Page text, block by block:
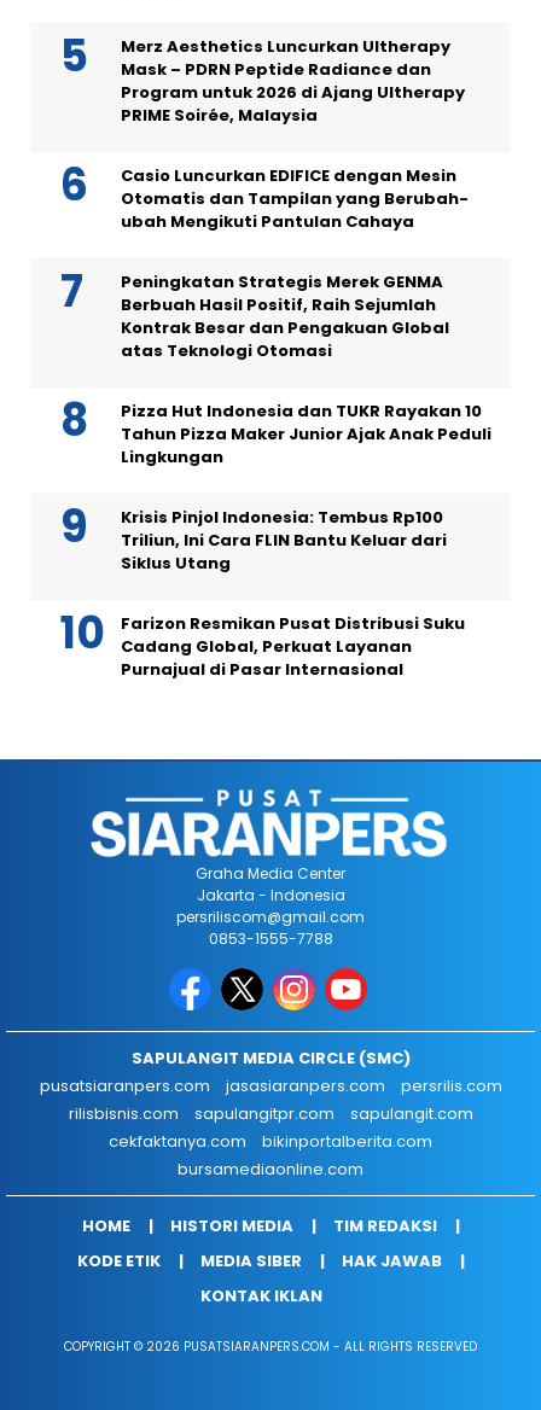
Merz Aesthetics Luncurkan Ultherapy
Mask – PDRN Peptide Radiance dan
Program untuk 2026 di Ajang Ultherapy
PRIME Soirée, Malaysia
Casio Luncurkan EDIFICE dengan Mesin
Otomatis dan Tampilan yang Berubah-
ubah Mengikuti Pantulan Cahaya
Peningkatan Strategis Merek GENMA
Berbuah Hasil Positif, Raih Sejumlah
Kontrak Besar dan Pengakuan Global
atas Teknologi Otomasi
Pizza Hut Indonesia dan TUKR Rayakan 10
Tahun Pizza Maker Junior Ajak Anak Peduli
Lingkungan
Krisis Pinjol Indonesia: Tembus Rp100
Triliun, Ini Cara FLIN Bantu Keluar dari
Siklus Utang
Farizon Resmikan Pusat Distribusi Suku
Cadang Global, Perkuat Layanan
Purnajual di Pasar Internasional
Graha Media Center
Jakarta - Indonesia
persriliscom@gmail.com
0853-1555-7788
SAPULANGIT MEDIA CIRCLE (SMC)
pusatsiaranpers.com
jasasiaranpers.com
persrilis.com
rilisbisnis.com
sapulangitpr.com
sapulangit.com
cekfaktanya.com
bikinportalberita.com
bursamediaonline.com
HOME HISTORI MEDIA
TIM REDAKSI
KODE ETIK
MEDIA SIBER
HAK JAWAB
KONTAK IKLAN
COPYRIGHT © 2026 PUSATSIARANPERS.COM - ALL RIGHTS RESERVED